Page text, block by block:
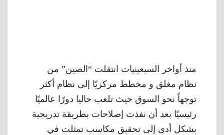
منذ أواخر السبعينيات انتقلت “الصين” من
نظام مغلق و مخطط مركزيًا إلى نظام أكثر
توجهاً نحو السوق حيث تلعب حاليا دورًا عالميًا
رئيسيًا بعد أن نفذت إصلاحات بطريقة تدريجية
بشكل أدى إلى تحقيق مكاسب تمثلت في